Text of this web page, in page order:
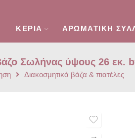
ΚΕΡΙΑ ΑΡΩΜΑΤΙΚΗ
Σωλήνας ύψους 26 εκ.
Διακοσμητικά βάζα & πιατέλες